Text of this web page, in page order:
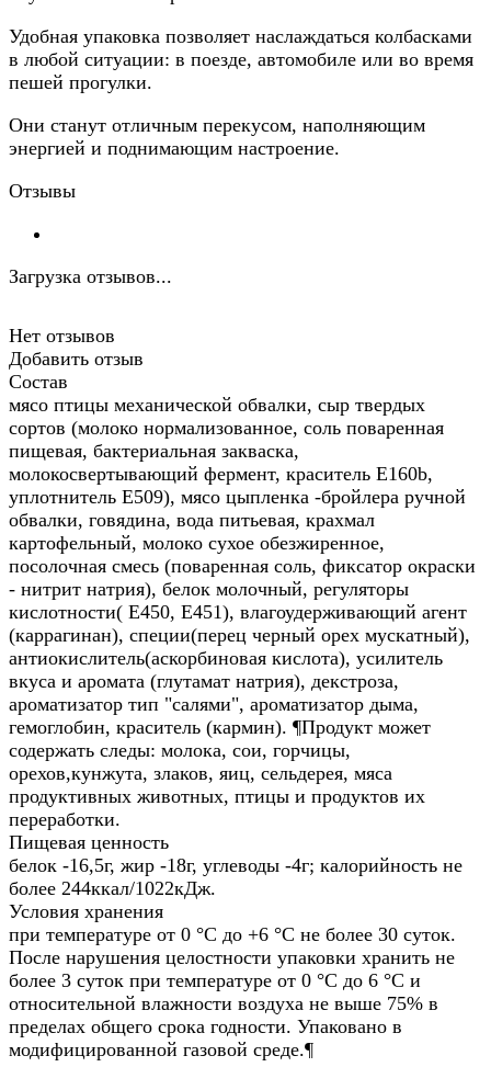
Удобная упаковка позволяет наслаждаться колбасками
в любой ситуации: в поезде, автомобиле или во время
пешей прогулки.
Они станут отличным перекусом, наполняющим
энергией и поднимающим настроение.
Отзывы
Загрузка отзывов...
Нет отзывов
Добавить отзыв
Состав
мясо птицы механической обвалки, сыр твердых
сортов (молоко нормализованное, соль поваренная
пищевая, бактериальная закваска,
молокосвертывающий фермент, краситель Е160b,
уплотнитель Е509), мясо цыпленка -бройлера ручной
обвалки, говядина, вода питьевая, крахмал
картофельный, молоко сухое обезжиренное,
посолочная смесь (поваренная соль, фиксатор окраски
- нитрит натрия), белок молочный, регуляторы
кислотности( Е450, Е451), влагоудерживающий агент
(каррагинан), специи(перец черный орех мускатный),
антиокислитель(аскорбиновая кислота), усилитель
вкуса и аромата (глутамат натрия), декстроза,
ароматизатор тип "салями", ароматизатор дыма,
гемоглобин, краситель (кармин). ¶Продукт может
содержать следы: молока, сои, горчицы,
орехов,кунжута, злаков, яиц, сельдерея, мяса
продуктивных животных, птицы и продуктов их
переработки.
Пищевая ценность
белок -16,5г, жир -18г, углеводы -4г; калорийность не
более 244ккал/1022кДж.
Условия хранения
при температуре от 0 °С до +6 °С не более 30 суток.
После нарушения целостности упаковки хранить не
более 3 суток при температуре от 0 °С до 6 °С и
относительной влажности воздуха не выше 75% в
пределах общего срока годности. Упаковано в
модифицированной газовой среде.¶